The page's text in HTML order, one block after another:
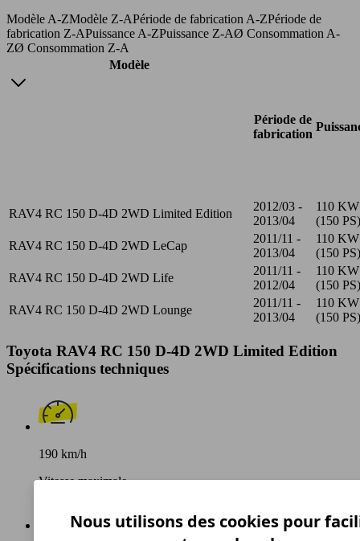
Modèle A-ZModèle Z-APériode de fabrication A-ZPériode de
fabrication Z-APuissance A-ZPuissance Z-AØ Consommation A-
ZØ Consommation Z-A
Modèle
Période de
fabrication
RAV4 RC 150 D-4D 2WD Limited Edition
2012/03 -
2013/04
110 KW
(150 PS)
RAV4 RC 150 D-4D 2WD LeCap
2011/11 -
2013/04
110 KW
(150 PS)
RAV4 RC 150 D-4D 2WD Life
2011/11 -
2012/04
110 KW
(150 PS)
RAV4 RC 150 D-4D 2WD Lounge
2011/11 -
2013/04
110 KW
(150 PS)
Toyota RAV4 RC 150 D-4D 2WD Limited Edition
Spécifications techniques
190 km/h
Vitesse maximale
Nous utilisons des cookies pour